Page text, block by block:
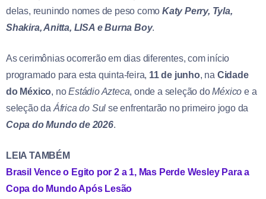
delas, reunindo nomes de peso comoKaty Perry, Tyla,
Shakira, Anitta, LISA e Burna Boy.
As cerimônias ocorrerão em dias diferentes, com início
programado para esta quinta-feira, 11 de junho, na Cidade
do México, noEstádio Azteca, onde a seleção doMéxicoe a
seleção da África do Sul se enfrentarão no primeiro jogo da
Copa do Mundo de 2026.
LEIA TAMBÉM
Brasil Vence o Egito por 2 a 1, Mas Perde Wesley Para a
Copa do Mundo Após Lesão